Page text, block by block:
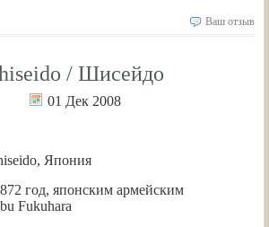
Ваш отзыв
/ Шисейдо
01 Дек 2008
Япония
год, японским армейским
Fukuhara